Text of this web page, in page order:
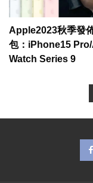
Apple2023秋季發
包：iPhone15
Watch Series 9